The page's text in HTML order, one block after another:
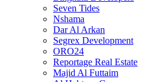
Seven Tides
Nshama
Dar Al Arkan
Segrex Development
ORO24
Reportage Real Estate
Majid Al Futtaim